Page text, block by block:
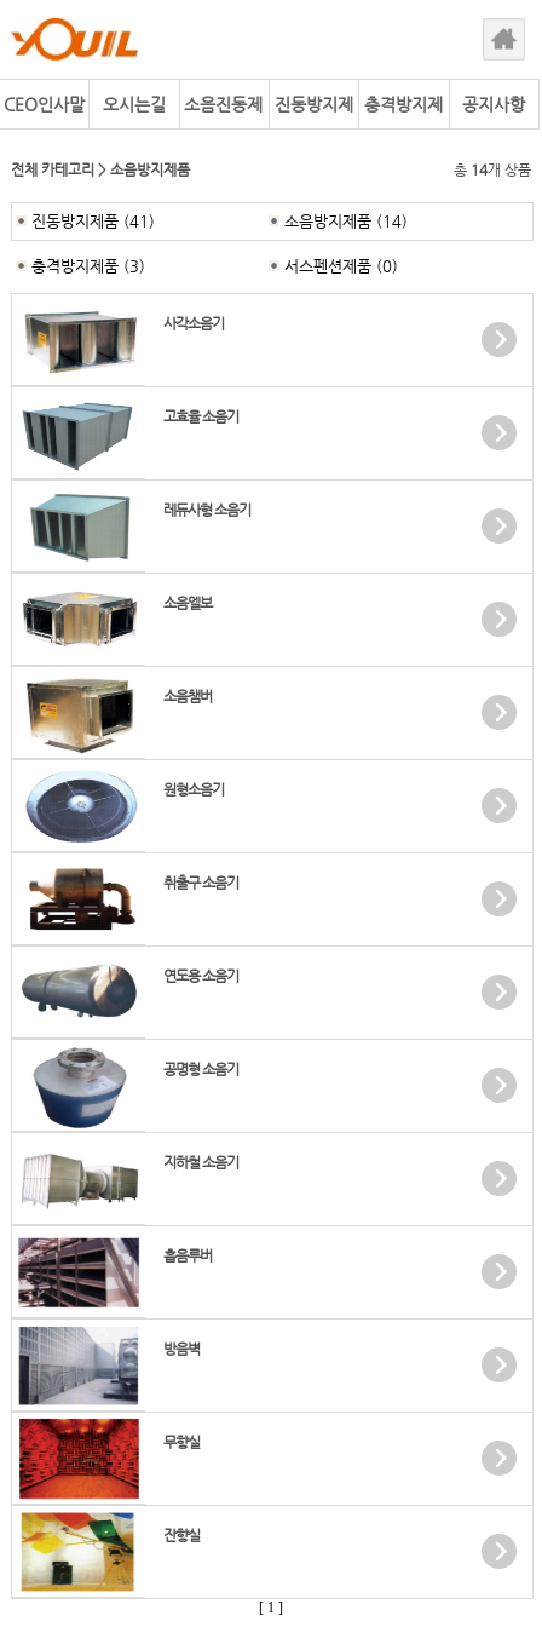
CEO인사말 오시는길 소음진동제 진동방지제 충격방지제 공지사항
전체 카테고리 > 소음방지제품 총 14개 상품
진동방지제품 (41) 소음방지제품 (14)
충격방지제품 (3) 서스펜션제품 (0)
사각소음기
고효율 소음기
레듀사형 소음기
소음엘보
소음챔버
원형소음기
취출구 소음기
연도용 소음기
공명형 소음기
지하철 소음기
흡음루버
방음벽
무향실
잔향실
[ 1 ]